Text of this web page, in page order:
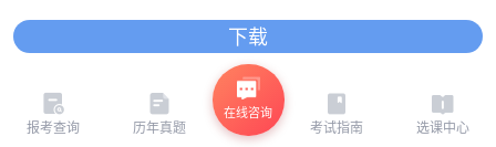
下载
报考查询 历年真题
在线咨询
考试指南 选课中心